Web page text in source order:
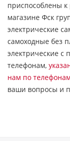
приспособлены
магазине Фск
электрические
самоходные без
электрические
телефонам,
нам по телефонам
ваши вопросы и